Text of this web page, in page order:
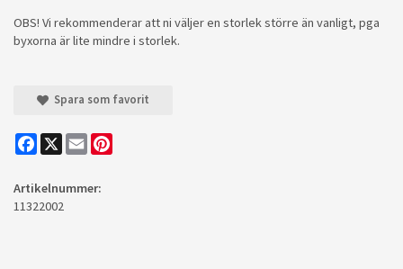
OBS! Vi rekommenderar att ni väljer en storlek större än vanligt, pga
byxorna är lite mindre i storlek.
Spara som favorit
Facebook
X Email
Artikelnummer:
11322002